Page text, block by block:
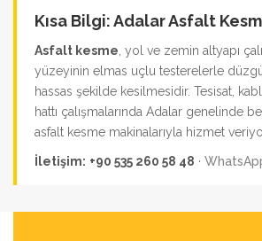
Kısa Bilgi: Adalar Asfalt
Asfalt kesme , yol ve zemin altyapı
yüzeyinin elmas uçlu testerelerle
hassas şekilde kesilmesidir. Tesisat,
hattı çalışmalarında Adalar genelinde
asfalt kesme makinalarıyla hizmet
İletişim: +90 535 260 58 48 ·